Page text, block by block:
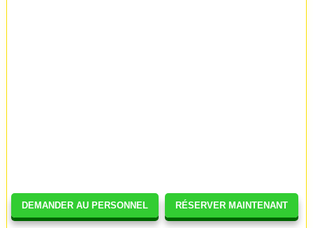
DEMANDER AU PERSONNEL RÉSERVER MAINTENANT